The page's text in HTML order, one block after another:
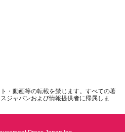
・動画等の転載を禁じます。すべての著
ジャパンおよび情報提供者に帰属しま